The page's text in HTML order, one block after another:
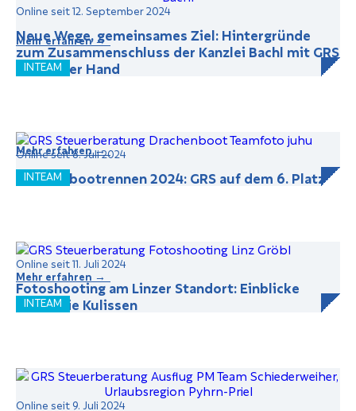
INTEAM
Online seit 12. September 2024
Neue Wege, gemeinsames Ziel: Hintergründe
zum Zusammenschluss der Kanzlei Bachl mit GRS
aus erster Hand
Mehr erfahren →
INTEAM
Online seit 8. Juli 2024
Drachenbootrennen 2024: GRS auf dem 6. Platz
Mehr erfahren →
INTEAM
Online seit 11. Juli 2024
Fotoshooting am Linzer Standort: Einblicke
hinter die Kulissen
Mehr erfahren →
Online seit 9. Juli 2024